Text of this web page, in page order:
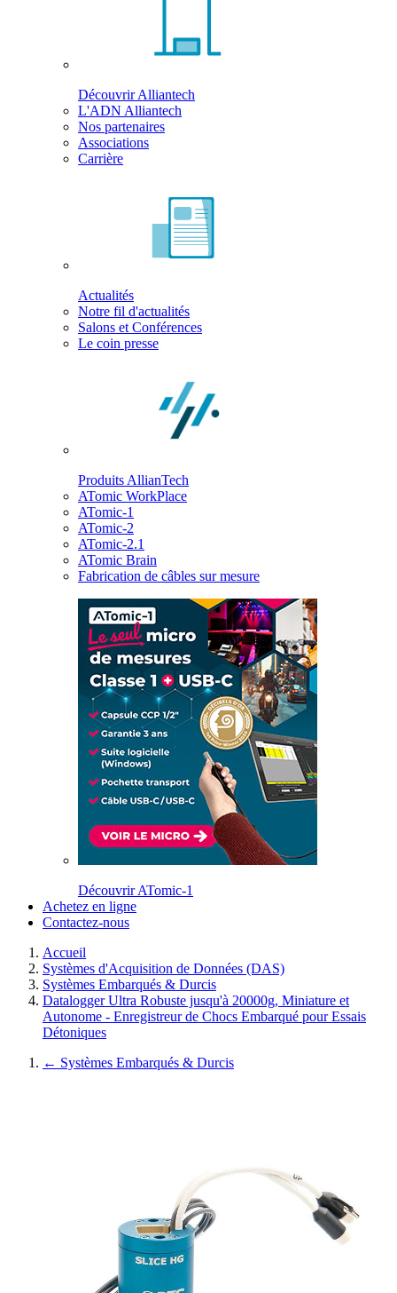
Découvrir Alliantech
L'ADN Alliantech
Nos partenaires
Associations
Carrière
Actualités
Notre fil d'actualités
Salons et Conférences
Le coin presse
Produits AllianTech
ATomic WorkPlace
ATomic-1
ATomic-2
ATomic-2.1
ATomic Brain
Fabrication de câbles sur mesure
Découvrir ATomic-1
Achetez en ligne
Contactez-nous
Accueil
Systèmes d'Acquisition de Données (DAS)
Systèmes Embarqués & Durcis
Datalogger Ultra Robuste jusqu'à 20000g, Miniature et
Autonome - Enregistreur de Chocs Embarqué pour Essais
Détoniques
← Systèmes Embarqués & Durcis